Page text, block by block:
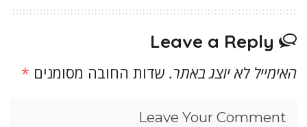
Leave a Reply
האימייל לא יוצג באתר. שדות החובה מסומנים *